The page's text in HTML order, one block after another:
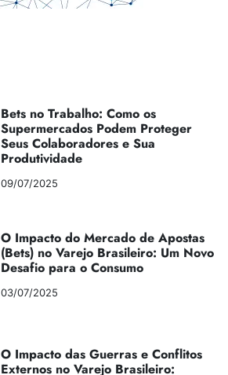
Bets no Trabalho: Como os
Supermercados Podem Proteger
Seus Colaboradores e Sua
Produtividade
09/07/2025
O Impacto do Mercado de Apostas
(Bets) no Varejo Brasileiro: Um Novo
Desafio para o Consumo
03/07/2025
O Impacto das Guerras e Conflitos
Externos no Varejo Brasileiro: